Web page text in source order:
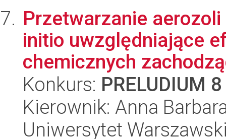
Przetwarzanie
initio uwzględniające
chemicznych
Konkurs: PRELUDIUM 8
Kierownik: Anna
Uniwersytet